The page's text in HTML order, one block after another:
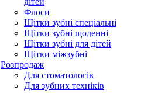
Флоси
Щітки зубні спеціальні
Щітки зубні щоденні
Щітки зубні для дітей
Щітки міжзубні
Розпродаж
Для стоматологів
Для зубних техніків